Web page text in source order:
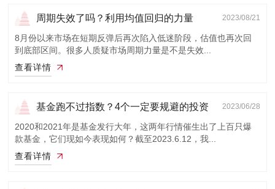
周期失效了吗？利用均值回归的力量 2023/08/21
8月份以来市场在短期反弹后再次陷入低迷阶段，估值也再次回
到底部区间。很多人质疑市场周期力量是不是失效...
查看详情
基金跑不过指数？4个一定要规避的投资
陷阱
2023/06/28
2020和2021年是基金发行大年，这两年行情催生出了上百只爆
款基金，它们现如今表现如何？截至2023.6.12，我...
查看详情